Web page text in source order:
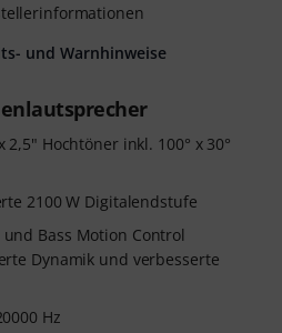
Hochtöner inkl. 100° x 30°
2100 W Digitalendstufe
und Bass Motion Control
Dynamik und verbesserte
Hz
und Warnhinweise